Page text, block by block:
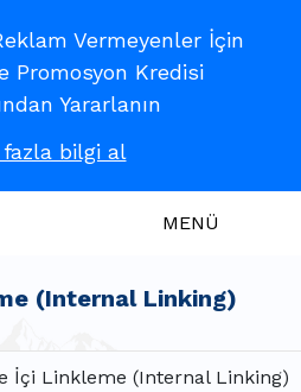
Vermeyenler İçin
Promosyon Kredisi
Yararlanın
fazla bilgi al
MENÜ
(Internal Linking)
İçi Linkleme (Internal Linking)